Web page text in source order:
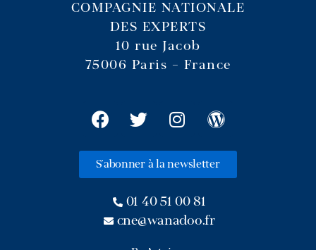
COMPAGNIE NATIONALE
DES EXPERTS
10 rue Jacob
75006 Paris – France
S'abonner à la newsletter
01 40 51 00 81
cne@wanadoo.fr